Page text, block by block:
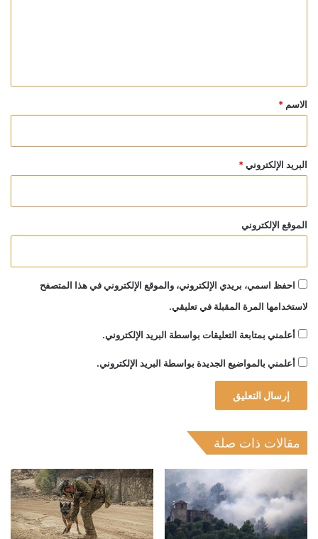
*
الاسم *
البريد الإلكتروني *
الموقع الإلكتروني
احفظ اسمي، بريدي الإلكتروني، والموقع الإلكتروني في هذا المتصفح
لاستخدامها المرة المقبلة في تعليقي.
أعلمني بمتابعة التعليقات بواسطة البريد الإلكتروني.
أعلمني بالمواضيع الجديدة بواسطة البريد الإلكتروني.
مقالات ذات صلة